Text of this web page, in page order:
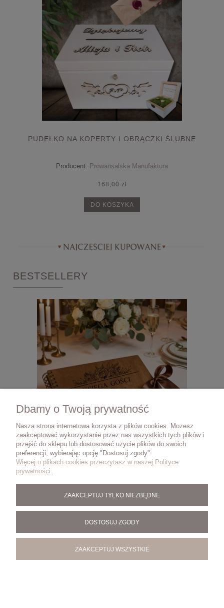
PUDEŁKO NA KOPERTY I OBRĄCZKI ŚLUBNE
Producent: Prowansalska Manufaktura
168,00 zł
DO KOSZYKA
BESTSELLERY
KSIĘGA GOŚCI NA WESELE ŚLUB ANKIETA
DREWNIANA OKŁADKA PERSONALIZACJA
89,00 zł
Dbamy o Twoją prywatność
Nasza strona internetowa korzysta z plików cookies. Możesz
zaakceptować wykorzystanie przez nas wszystkich tych plików i
przejść do sklepu lub dostosować użycie plików do swoich
preferencji, wybierając opcję "Dostosuj zgody".
Więcej o plikach cookies przeczytasz w naszej Polityce
prywatności.
ZAAKCEPTUJ TYLKO NIEZBĘDNE
DOSTOSUJ ZGODY
ZAAKCEPTUJ WSZYSTKIE